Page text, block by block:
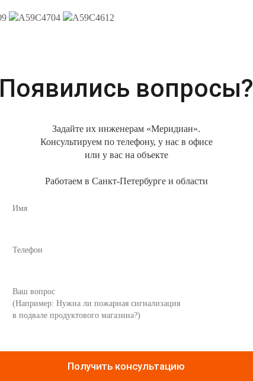
Появились вопросы?
Задайте их инженерам «Меридиан».
Консультируем по телефону, у нас в офисе
или у вас на объекте
Работаем в Санкт-Петербурге и области